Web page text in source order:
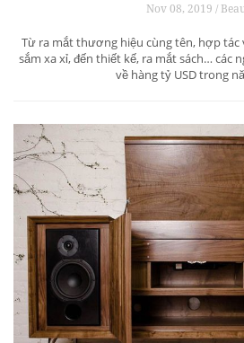
Nov 08, 2019 /
Từ ra mắt thương hiệu cùng tên, hợp
sắm xa xỉ, đến thiết kế, ra mắt sách… các
về hàng tỷ USD trong